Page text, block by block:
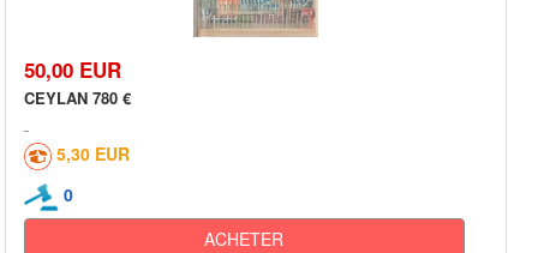
50,00 EUR
CEYLAN 780 €
5,30 EUR
0
ACHETER